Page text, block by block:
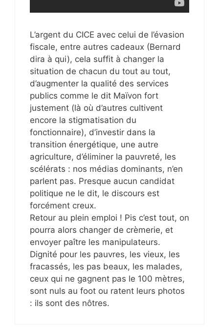
L’argent du CICE avec celui de l’évasion
fiscale, entre autres cadeaux (Bernard
dira à qui), cela suffit à changer la
situation de chacun du tout au tout,
d’augmenter la qualité des services
publics comme le dit Maïvon fort
justement (là où d’autres cultivent
encore la stigmatisation du
fonctionnaire), d’investir dans la
transition énergétique, une autre
agriculture, d’éliminer la pauvreté, les
scélérats : nos médias dominants, n’en
parlent pas. Presque aucun candidat
politique ne le dit, le discours est
forcément creux.
Retour au plein emploi ! Pis c’est tout, on
pourra alors changer de crèmerie, et
envoyer paître les manipulateurs.
Dignité pour les pauvres, les vieux, les
fracassés, les pas beaux, les malades,
ceux qui ne gagnent pas le 100 mètres,
sont nuls au foot ou ratent leurs photos
: ils sont des nôtres.